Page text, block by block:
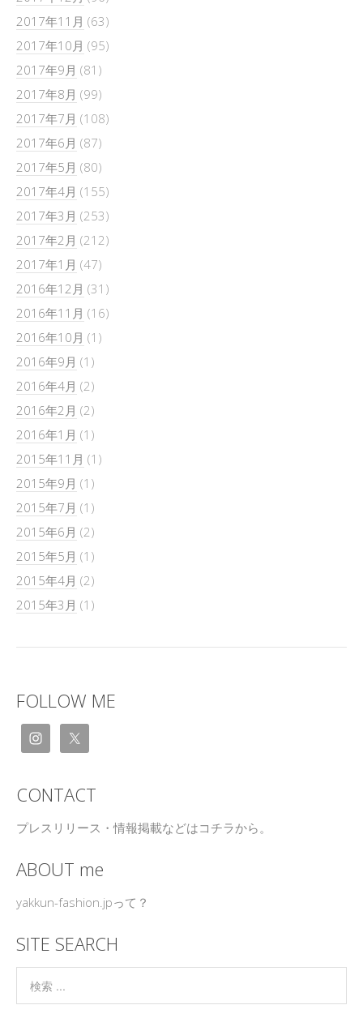
2017年11月 (63)
2017年10月 (95)
2017年9月 (81)
2017年8月 (99)
2017年7月 (108)
2017年6月 (87)
2017年5月 (80)
2017年4月 (155)
2017年3月 (253)
2017年2月 (212)
2017年1月 (47)
2016年12月 (31)
2016年11月 (16)
2016年10月 (1)
2016年9月 (1)
2016年4月 (2)
2016年2月 (2)
2016年1月 (1)
2015年11月 (1)
2015年9月 (1)
2015年7月 (1)
2015年6月 (2)
2015年5月 (1)
2015年4月 (2)
2015年3月 (1)
FOLLOW ME
CONTACT
プレスリリース・情報掲載などはコチラから。
ABOUT me
yakkun-fashion.jpって？
SITE SEARCH